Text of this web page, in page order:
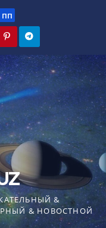
пп
&
& НОВОСТНОЙ